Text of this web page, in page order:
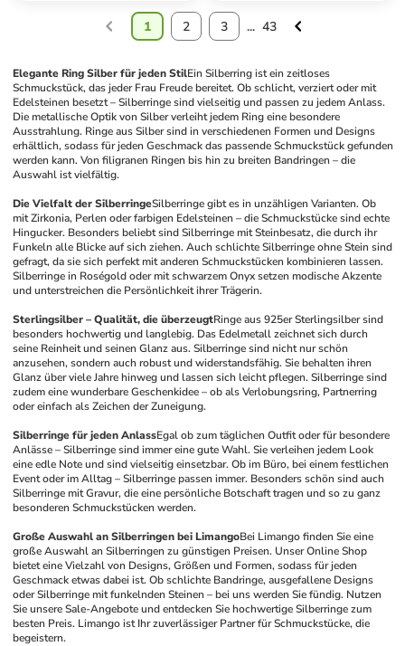
1 2 3 ... 43
Elegante Ring Silber für jeden StilEin Silberring ist ein zeitloses
Schmuckstück, das jeder Frau Freude bereitet. Ob schlicht, verziert oder mit
Edelsteinen besetzt – Silberringe sind vielseitig und passen zu jedem Anlass.
Die metallische Optik von Silber verleiht jedem Ring eine besondere
Ausstrahlung. Ringe aus Silber sind in verschiedenen Formen und Designs
erhältlich, sodass für jeden Geschmack das passende Schmuckstück gefunden
werden kann. Von filigranen Ringen bis hin zu breiten Bandringen – die
Auswahl ist vielfältig.
Die Vielfalt der SilberringeSilberringe gibt es in unzähligen Varianten. Ob
mit Zirkonia, Perlen oder farbigen Edelsteinen – die Schmuckstücke sind echte
Hingucker. Besonders beliebt sind Silberringe mit Steinbesatz, die durch ihr
Funkeln alle Blicke auf sich ziehen. Auch schlichte Silberringe ohne Stein sind
gefragt, da sie sich perfekt mit anderen Schmuckstücken kombinieren lassen.
Silberringe in Roségold oder mit schwarzem Onyx setzen modische Akzente
und unterstreichen die Persönlichkeit ihrer Trägerin.
Sterlingsilber – Qualität, die überzeugtRinge aus 925er Sterlingsilber sind
besonders hochwertig und langlebig. Das Edelmetall zeichnet sich durch
seine Reinheit und seinen Glanz aus. Silberringe sind nicht nur schön
anzusehen, sondern auch robust und widerstandsfähig. Sie behalten ihren
Glanz über viele Jahre hinweg und lassen sich leicht pflegen. Silberringe sind
zudem eine wunderbare Geschenkidee – ob als Verlobungsring, Partnerring
oder einfach als Zeichen der Zuneigung.
Silberringe für jeden AnlassEgal ob zum täglichen Outfit oder für besondere
Anlässe – Silberringe sind immer eine gute Wahl. Sie verleihen jedem Look
eine edle Note und sind vielseitig einsetzbar. Ob im Büro, bei einem festlichen
Event oder im Alltag – Silberringe passen immer. Besonders schön sind auch
Silberringe mit Gravur, die eine persönliche Botschaft tragen und so zu ganz
besonderen Schmuckstücken werden.
Große Auswahl an Silberringen bei LimangoBei Limango finden Sie eine
große Auswahl an Silberringen zu günstigen Preisen. Unser Online Shop
bietet eine Vielzahl von Designs, Größen und Formen, sodass für jeden
Geschmack etwas dabei ist. Ob schlichte Bandringe, ausgefallene Designs
oder Silberringe mit funkelnden Steinen – bei uns werden Sie fündig. Nutzen
Sie unsere Sale-Angebote und entdecken Sie hochwertige Silberringe zum
besten Preis. Limango ist Ihr zuverlässiger Partner für Schmuckstücke, die
begeistern.